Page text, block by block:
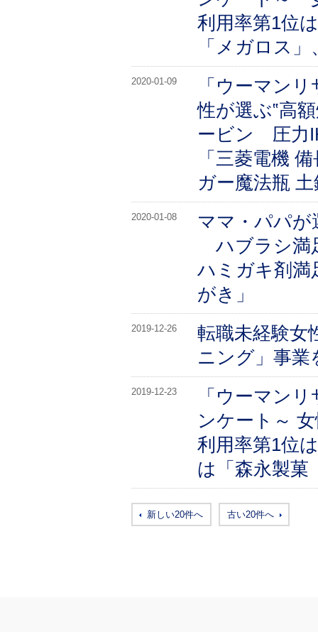
利用率第1位
「メガロス
2020-01-09
「ウーマン
性が選ぶ‟高
ービン 圧力
「三菱電機
ガー魔法瓶
2020-01-08
ママ・パパ
ハブラシ満
ハミガキ剤満
がき」
2019-12-26
転職未経験女
ニング」事業
2019-12-23
「ウーマン
ンケート～
利用率第1位
は「森永製
新しい20件へ 古い20件へ